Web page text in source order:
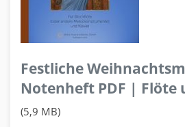
Festliche
Notenheft PDF | Flöte
(5,9 MB)